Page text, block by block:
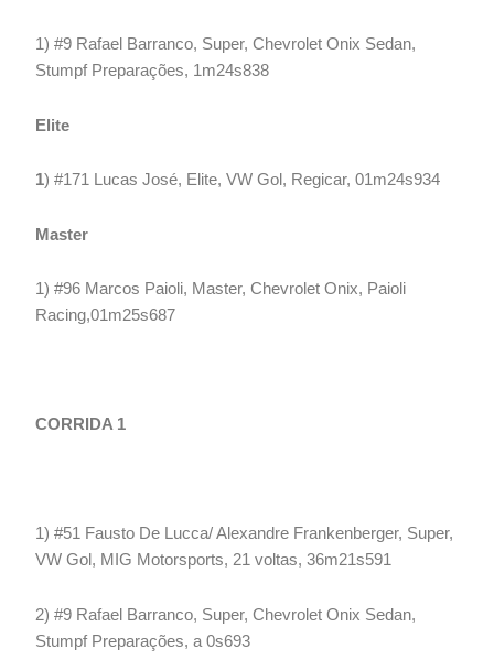
1) #9 Rafael Barranco, Super, Chevrolet Onix Sedan,
Stumpf Preparações, 1m24s838
Elite
1) #171 Lucas José, Elite, VW Gol, Regicar, 01m24s934
Master
1) #96 Marcos Paioli, Master, Chevrolet Onix, Paioli
Racing,01m25s687
CORRIDA 1
1) #51 Fausto De Lucca/ Alexandre Frankenberger, Super,
VW Gol, MIG Motorsports, 21 voltas, 36m21s591
2) #9 Rafael Barranco, Super, Chevrolet Onix Sedan,
Stumpf Preparações, a 0s693